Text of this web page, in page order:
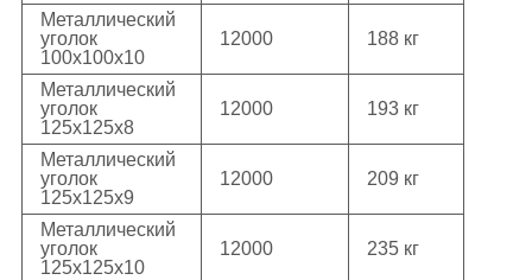
Металлический
уголок
100х100х10
12000 188 кг
Металлический
уголок
125х125х8
12000 193 кг
Металлический
уголок
125х125х9
12000 209 кг
Металлический
уголок
125х125х10
12000 235 кг